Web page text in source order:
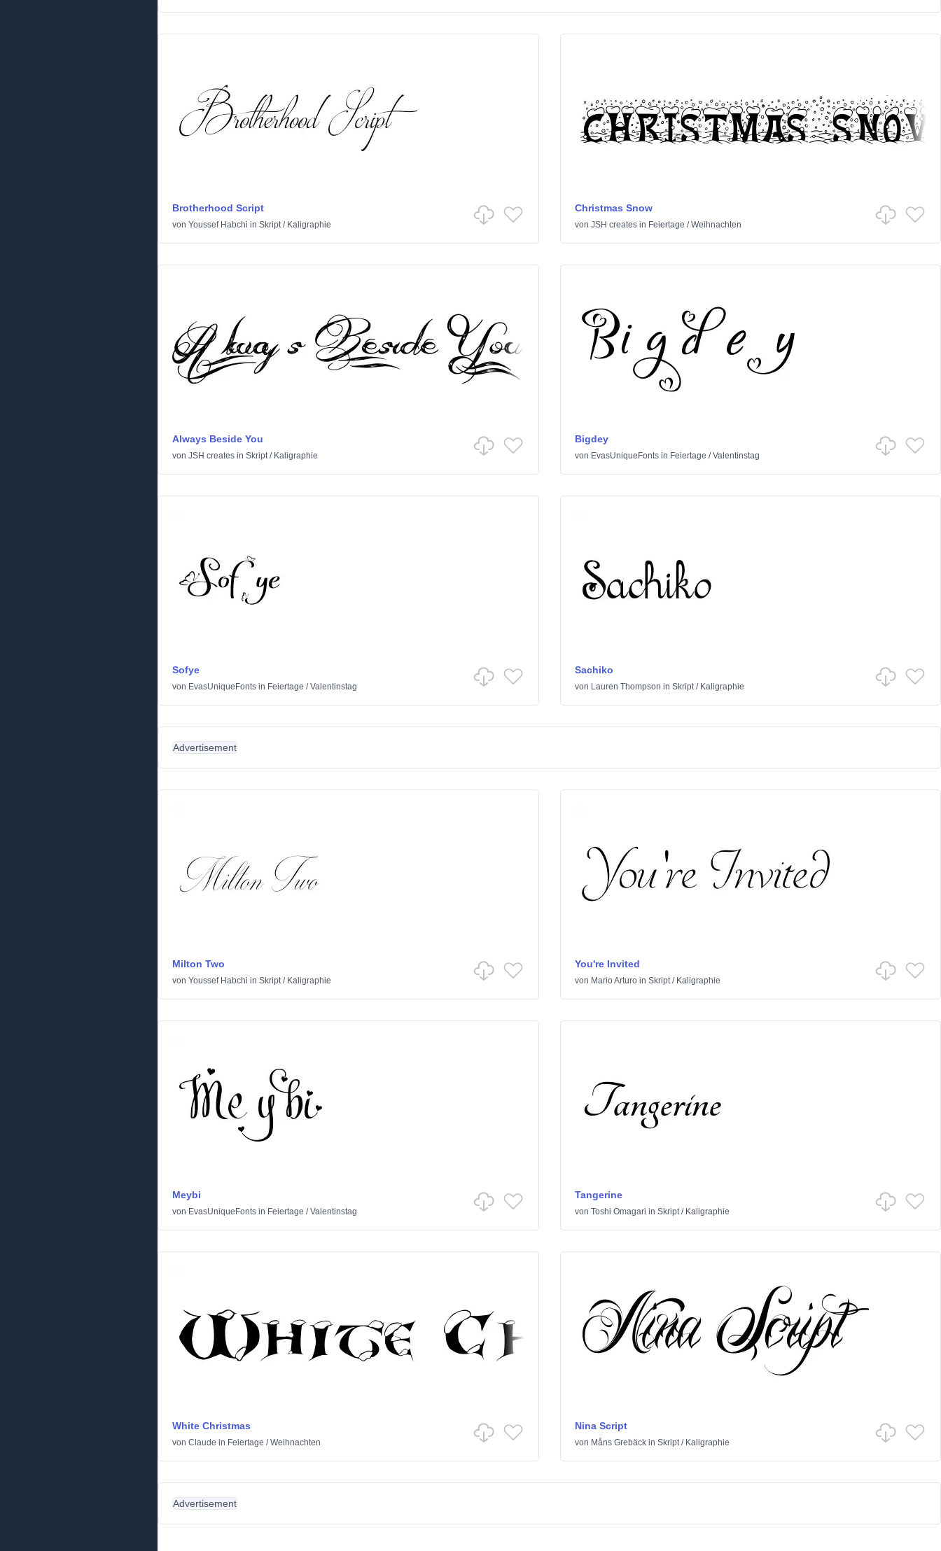
Brotherhood Script
von Youssef Habchi in Skript/ Kaligraphie
Christmas Snow
von JSH createsin Feiertage /Weihnachten
Always Beside You
von JSH creates in Skript/ Kaligraphie
Bigdey
von EvasUniqueFontsin Feiertage /Valentinstag
Sofye
von EvasUniqueFonts in Feiertage /Valentinstag
Sachiko
von Lauren Thompson in Skript/ Kaligraphie
Advertisement
Milton Two
von Youssef Habchi in Skript/ Kaligraphie
You're Invited
von Mario Arturoin Skript/ Kaligraphie
Meybi
von EvasUniqueFonts in Feiertage /Valentinstag
Tangerine
von Toshi Omagari in Skript/ Kaligraphie
White Christmas
von Claude in Feiertage /Weihnachten
Nina Script
von Måns Grebäckin Skript/ Kaligraphie
Advertisement